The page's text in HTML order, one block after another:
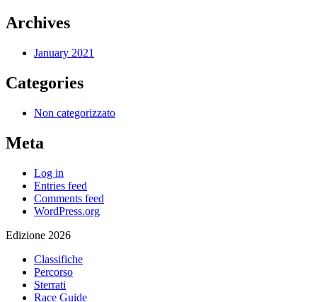
Archives
January 2021
Categories
Non categorizzato
Meta
Log in
Entries feed
Comments feed
WordPress.org
Edizione 2026
Classifiche
Percorso
Sterrati
Race Guide